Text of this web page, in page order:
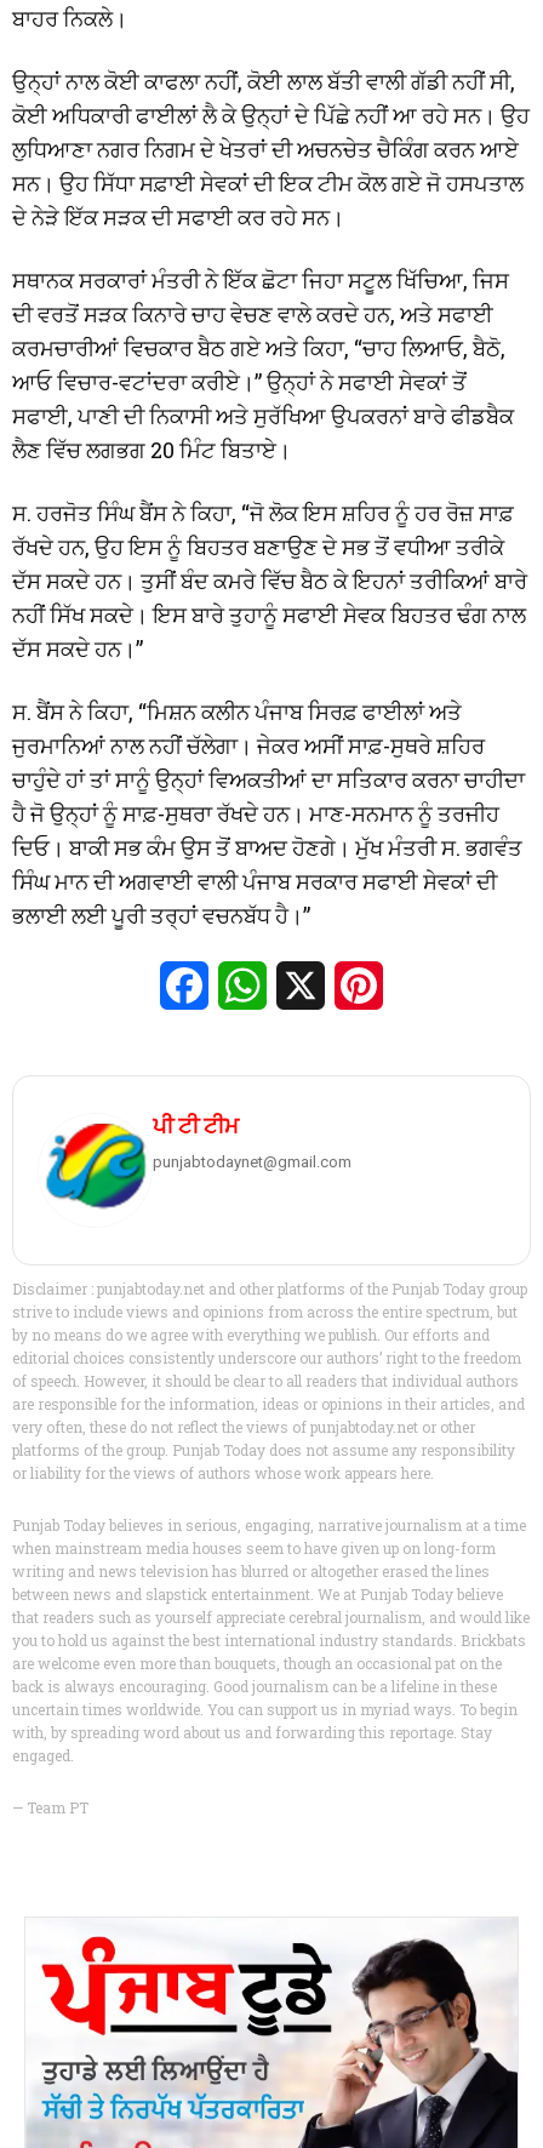
ਬਾਹਰ ਨਿਕਲੇ।
ਉਨ੍ਹਾਂ ਨਾਲ ਕੋਈ ਕਾਫਲਾ ਨਹੀਂ, ਕੋਈ ਲਾਲ ਬੱਤੀ ਵਾਲੀ ਗੱਡੀ ਨਹੀਂ ਸੀ,
ਕੋਈ ਅਧਿਕਾਰੀ ਫਾਈਲਾਂ ਲੈ ਕੇ ਉਨ੍ਹਾਂ ਦੇ ਪਿੱਛੇ ਨਹੀਂ ਆ ਰਹੇ ਸਨ। ਉਹ
ਲੁਧਿਆਣਾ ਨਗਰ ਨਿਗਮ ਦੇ ਖੇਤਰਾਂ ਦੀ ਅਚਨਚੇਤ ਚੈਕਿੰਗ ਕਰਨ ਆਏ
ਸਨ। ਉਹ ਸਿੱਧਾ ਸਫ਼ਾਈ ਸੇਵਕਾਂ ਦੀ ਇਕ ਟੀਮ ਕੋਲ ਗਏ ਜੋ ਹਸਪਤਾਲ
ਦੇ ਨੇੜੇ ਇੱਕ ਸੜਕ ਦੀ ਸਫਾਈ ਕਰ ਰਹੇ ਸਨ।
ਸਥਾਨਕ ਸਰਕਾਰਾਂ ਮੰਤਰੀ ਨੇ ਇੱਕ ਛੋਟਾ ਜਿਹਾ ਸਟੂਲ ਖਿੱਚਿਆ, ਜਿਸ
ਦੀ ਵਰਤੋਂ ਸੜਕ ਕਿਨਾਰੇ ਚਾਹ ਵੇਚਣ ਵਾਲੇ ਕਰਦੇ ਹਨ, ਅਤੇ ਸਫਾਈ
ਕਰਮਚਾਰੀਆਂ ਵਿਚਕਾਰ ਬੈਠ ਗਏ ਅਤੇ ਕਿਹਾ, “ਚਾਹ ਲਿਆਓ, ਬੈਠੋ,
ਆਓ ਵਿਚਾਰ-ਵਟਾਂਦਰਾ ਕਰੀਏ।” ਉਨ੍ਹਾਂ ਨੇ ਸਫਾਈ ਸੇਵਕਾਂ ਤੋਂ
ਸਫਾਈ, ਪਾਣੀ ਦੀ ਨਿਕਾਸੀ ਅਤੇ ਸੁਰੱਖਿਆ ਉਪਕਰਨਾਂ ਬਾਰੇ ਫੀਡਬੈਕ
ਲੈਣ ਵਿੱਚ ਲਗਭਗ 20 ਮਿੰਟ ਬਿਤਾਏ।
ਸ. ਹਰਜੋਤ ਸਿੰਘ ਬੈਂਸ ਨੇ ਕਿਹਾ, “ਜੋ ਲੋਕ ਇਸ ਸ਼ਹਿਰ ਨੂੰ ਹਰ ਰੋਜ਼ ਸਾਫ਼
ਰੱਖਦੇ ਹਨ, ਉਹ ਇਸ ਨੂੰ ਬਿਹਤਰ ਬਣਾਉਣ ਦੇ ਸਭ ਤੋਂ ਵਧੀਆ ਤਰੀਕੇ
ਦੱਸ ਸਕਦੇ ਹਨ। ਤੁਸੀਂ ਬੰਦ ਕਮਰੇ ਵਿੱਚ ਬੈਠ ਕੇ ਇਹਨਾਂ ਤਰੀਕਿਆਂ ਬਾਰੇ
ਨਹੀਂ ਸਿੱਖ ਸਕਦੇ। ਇਸ ਬਾਰੇ ਤੁਹਾਨੂੰ ਸਫਾਈ ਸੇਵਕ ਬਿਹਤਰ ਢੰਗ ਨਾਲ
ਦੱਸ ਸਕਦੇ ਹਨ।”
ਸ. ਬੈਂਸ ਨੇ ਕਿਹਾ, “ਮਿਸ਼ਨ ਕਲੀਨ ਪੰਜਾਬ ਸਿਰਫ਼ ਫਾਈਲਾਂ ਅਤੇ
ਜੁਰਮਾਨਿਆਂ ਨਾਲ ਨਹੀਂ ਚੱਲੇਗਾ। ਜੇਕਰ ਅਸੀਂ ਸਾਫ਼-ਸੁਥਰੇ ਸ਼ਹਿਰ
ਚਾਹੁੰਦੇ ਹਾਂ ਤਾਂ ਸਾਨੂੰ ਉਨ੍ਹਾਂ ਵਿਅਕਤੀਆਂ ਦਾ ਸਤਿਕਾਰ ਕਰਨਾ ਚਾਹੀਦਾ
ਹੈ ਜੋ ਉਨ੍ਹਾਂ ਨੂੰ ਸਾਫ਼-ਸੁਥਰਾ ਰੱਖਦੇ ਹਨ। ਮਾਣ-ਸਨਮਾਨ ਨੂੰ ਤਰਜੀਹ
ਦਿਓ। ਬਾਕੀ ਸਭ ਕੰਮ ਉਸ ਤੋਂ ਬਾਅਦ ਹੋਣਗੇ। ਮੁੱਖ ਮੰਤਰੀ ਸ. ਭਗਵੰਤ
ਸਿੰਘ ਮਾਨ ਦੀ ਅਗਵਾਈ ਵਾਲੀ ਪੰਜਾਬ ਸਰਕਾਰ ਸਫਾਈ ਸੇਵਕਾਂ ਦੀ
ਭਲਾਈ ਲਈ ਪੂਰੀ ਤਰ੍ਹਾਂ ਵਚਨਬੱਧ ਹੈ।”
FacebookWhatsApp
ਪੀ ਟੀ ਟੀਮ
punjabtodaynet@gmail.com
Disclaimer : punjabtoday.net and other platforms of the Punjab Today group
strive to include views and opinions from across the entire spectrum, but
by no means do we agree with everything we publish. Our efforts and
editorial choices consistently underscore our authors’ right to the freedom
of speech. However, it should be clear to all readers that individual authors
are responsible for the information, ideas or opinions in their articles, and
very often, these do not reflect the views of punjabtoday.net or other
platforms of the group. Punjab Today does not assume any responsibility
or liability for the views of authors whose work appears here.
Punjab Today believes in serious, engaging, narrative journalism at a time
when mainstream media houses seem to have given up on long-form
writing and news television has blurred or altogether erased the lines
between news and slapstick entertainment. We at Punjab Today believe
that readers such as yourself appreciate cerebral journalism, and would like
you to hold us against the best international industry standards. Brickbats
are welcome even more than bouquets, though an occasional pat on the
back is always encouraging. Good journalism can be a lifeline in these
uncertain times worldwide. You can support us in myriad ways. To begin
with, by spreading word about us and forwarding this reportage. Stay
engaged.
— Team PT